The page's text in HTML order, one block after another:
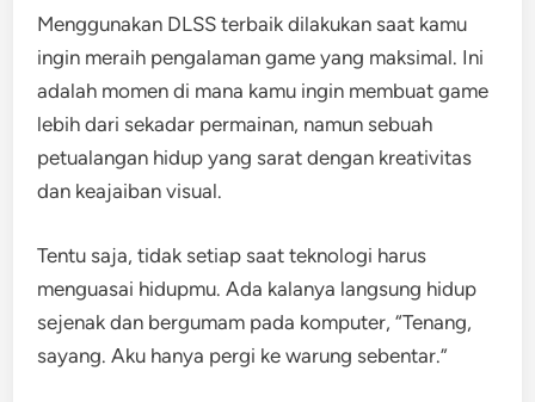
Menggunakan DLSS terbaik dilakukan saat kamu
ingin meraih pengalaman game yang maksimal. Ini
adalah momen di mana kamu ingin membuat game
lebih dari sekadar permainan, namun sebuah
petualangan hidup yang sarat dengan kreativitas
dan keajaiban visual.
Tentu saja, tidak setiap saat teknologi harus
menguasai hidupmu. Ada kalanya langsung hidup
sejenak dan bergumam pada komputer, “Tenang,
sayang. Aku hanya pergi ke warung sebentar.”